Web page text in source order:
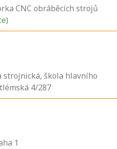
CNC obráběcích strojů
)
strojnická, škola hlavního
4/287
1